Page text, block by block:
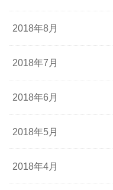
2018年8月
2018年7月
2018年6月
2018年5月
2018年4月